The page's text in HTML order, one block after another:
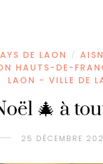
DE LAON /
HAUTS-DE-
LAON - VILLE DE
🎄 à
25 DÉCEMBRE